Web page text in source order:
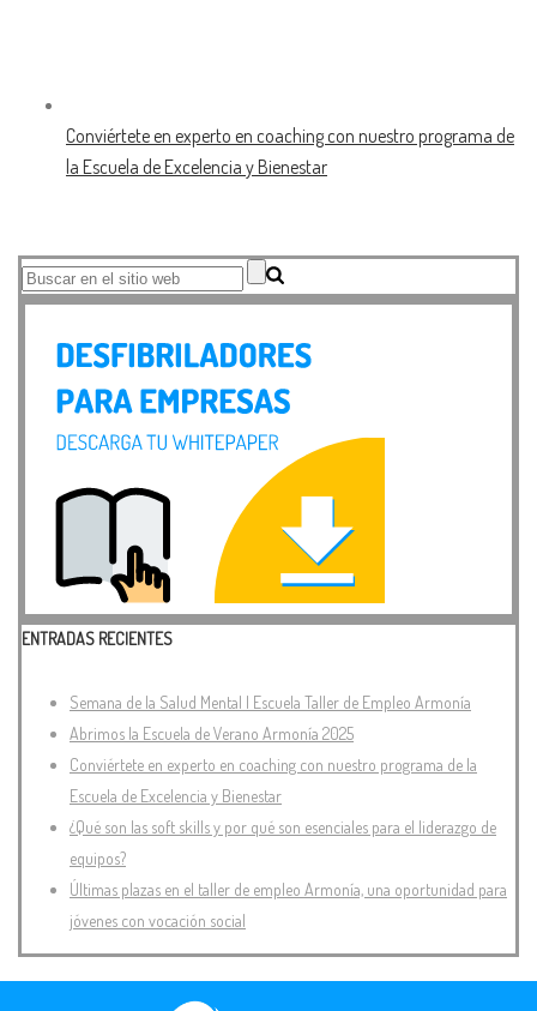
Conviértete en experto en coaching con nuestro programa de
la Escuela de Excelencia y Bienestar
ENTRADAS RECIENTES
Semana de la Salud Mental | Escuela Taller de Empleo Armonía
Abrimos la Escuela de Verano Armonía 2025
Conviértete en experto en coaching con nuestro programa de la
Escuela de Excelencia y Bienestar
¿Qué son las soft skills y por qué son esenciales para el liderazgo de
equipos?
Últimas plazas en el taller de empleo Armonía, una oportunidad para
jóvenes con vocación social